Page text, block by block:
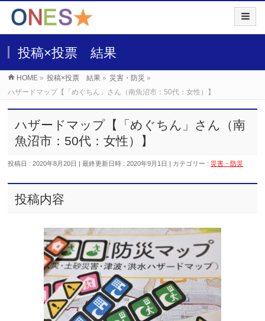
投稿×投票 結果
HOME » 投稿×投票 結果 » 災害・防災 »
ハザードマップ【「めぐちん」さん（南魚沼市：50代：女性）】
ハザードマップ【「めぐちん」さん（南
魚沼市：50代：女性）】
投稿日 : 2020年8月20日 最終更新日時 : 2020年9月1日 カテゴリー : 災害・防災
投稿内容